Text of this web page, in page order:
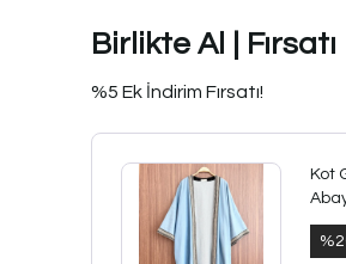
Birlikte Al |
%5 Ek İndirim Fırsatı!
Kot
%